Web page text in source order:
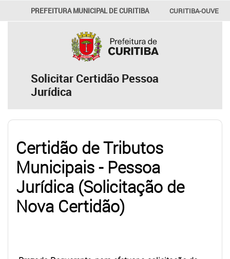
PREFEITURA MUNICIPAL DE CURITIBA CURITIBA-OUVE
Solicitar Certidão Pessoa
Jurídica
Certidão de Tributos
Municipais - Pessoa
Jurídica (Solicitação de
Nova Certidão)